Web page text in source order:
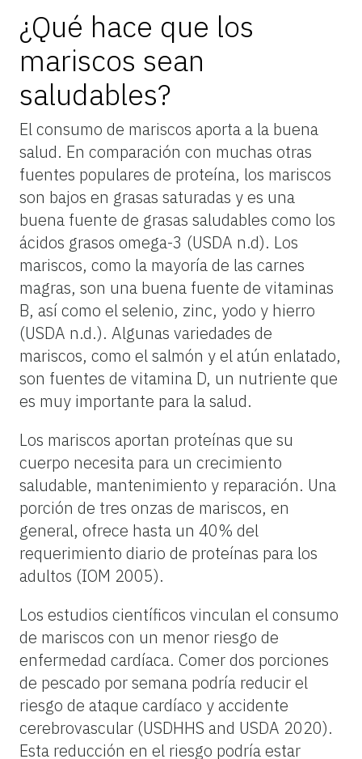
¿Qué hace que los
mariscos sean
saludables?
El consumo de mariscos aporta a la buena
salud. En comparación con muchas otras
fuentes populares de proteína, los mariscos
son bajos en grasas saturadas y es una
buena fuente de grasas saludables como los
ácidos grasos omega-3 (USDA n.d). Los
mariscos, como la mayoría de las carnes
magras, son una buena fuente de vitaminas
B, así como el selenio, zinc, yodo y hierro
(USDA n.d.). Algunas variedades de
mariscos, como el salmón y el atún enlatado,
son fuentes de vitamina D, un nutriente que
es muy importante para la salud.
Los mariscos aportan proteínas que su
cuerpo necesita para un crecimiento
saludable, mantenimiento y reparación. Una
porción de tres onzas de mariscos, en
general, ofrece hasta un 40% del
requerimiento diario de proteínas para los
adultos (IOM 2005).
Los estudios científicos vinculan el consumo
de mariscos con un menor riesgo de
enfermedad cardíaca. Comer dos porciones
de pescado por semana podría reducir el
riesgo de ataque cardíaco y accidente
cerebrovascular (USDHHS and USDA 2020).
Esta reducción en el riesgo podría estar